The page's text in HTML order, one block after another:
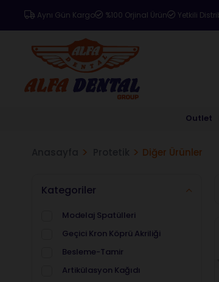
Aynı Gün Kargo %100 Orjinal Ürün Yetkili
Outlet
Diğer Ürünler
Kategoriler
Modelaj Spatülleri
Geçici Kron Köprü Akriliği
Besleme-Tamir
Artikülasyon Kağıdı